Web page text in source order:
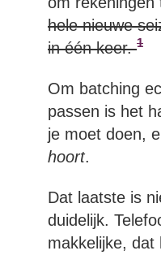
hele nieuwe
in één keer.1
Om batching
passen is het
je moet doen,
hoort.
Dat laatste is
duidelijk.
makkelijke, dat